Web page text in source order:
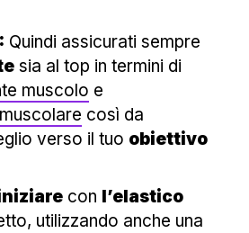
Quindi assicurati sempre
sia al top in termini di
muscolo e
così da
verso il tuo obiettivo
con l’elastico
utilizzando anche una